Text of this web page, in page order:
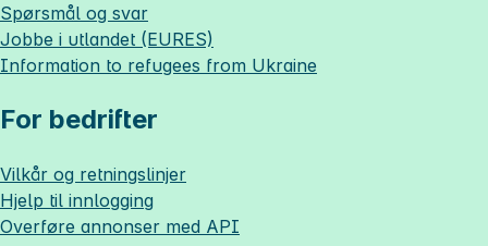
Spørsmål og svar
Jobbe i utlandet (EURES)
Information to refugees from Ukraine
For bedrifter
Vilkår og retningslinjer
Hjelp til innlogging
Overføre annonser med API